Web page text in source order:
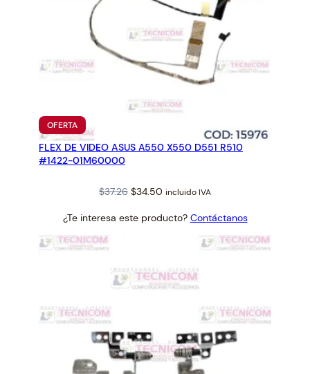
OFERTAPRODUCTO
EN
OFERTA
FLEX DE VIDEO ASUS A550 X550 D551 R510
#1422-01M60000
$37.26 Original
was:
$34.50 Current
is:
incluido IVA
¿Te interesa este producto? Contáctanos